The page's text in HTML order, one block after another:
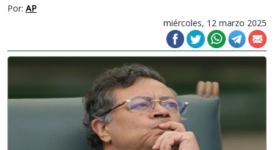
Por: AP
miércoles, 12 marzo 2025